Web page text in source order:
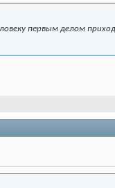
первым делом